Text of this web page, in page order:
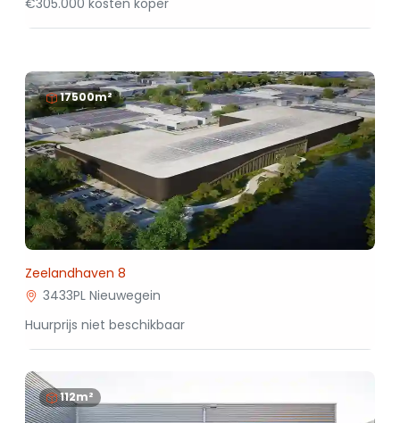
€305.000 kosten koper
17500m²
Zeelandhaven 8
3433PL Nieuwegein
Huurprijs niet beschikbaar
112m²